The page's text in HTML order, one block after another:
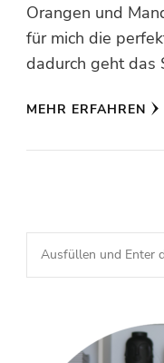
Orangen und
für mich die
dadurch geht das
MEHR ERFAHREN
Suchst
du